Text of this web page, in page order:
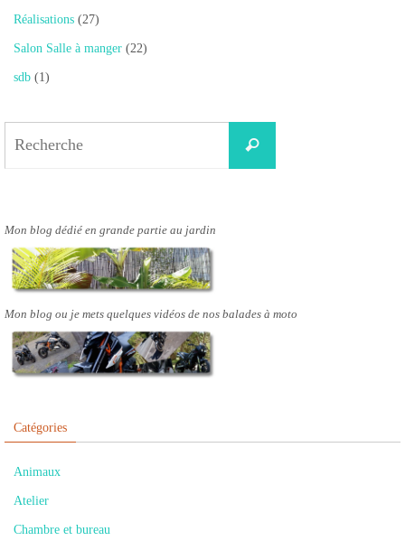
Réalisations (27)
Salon Salle à manger (22)
sdb (1)
Recherche
Mon blog dédié en grande partie au jardin
Mon blog ou je mets quelques vidéos de nos balades à moto
Catégories
Animaux
Atelier
Chambre et bureau